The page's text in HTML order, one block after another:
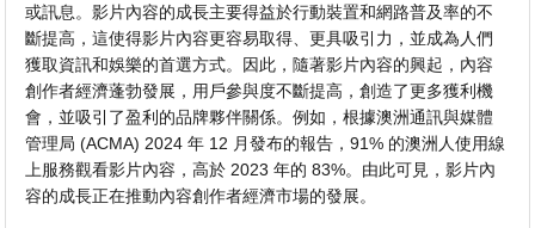
或訊息。影片內容的成長主要得益於行動裝置和網路普及率的不
斷提高，這使得影片內容更容易取得、更具吸引力，並成為人們
獲取資訊和娛樂的首選方式。因此，隨著影片內容的興起，內容
創作者經濟蓬勃發展，用戶參與度不斷提高，創造了更多獲利機
會，並吸引了盈利的品牌夥伴關係。例如，根據澳洲通訊與媒體
管理局 (ACMA) 2024 年 12 月發布的報告，91% 的澳洲人使用線
上服務觀看影片內容，高於 2023 年的 83%。由此可見，影片內
容的成長正在推動內容創作者經濟市場的發展。